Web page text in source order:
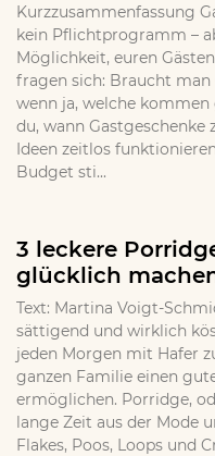
Kurzzusammenfassung
kein Pflichtprogramm –
Möglichkeit, euren
fragen sich: Braucht man
wenn ja, welche
du, wann Gastgeschenke
Ideen zeitlos
Budget sti...
3 leckere
glücklich
Text: Martina Voigt-
sättigend und wirklich
jeden Morgen mit Hafer
ganzen Familie einen
ermöglichen. Porridge,
lange Zeit aus der Mode
Flakes, Poos, Loops und